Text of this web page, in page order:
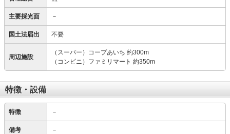
主要採光面 －
国土法届出 不要
周辺施設
（スーパー）コープあいち 約300m
（コンビニ）ファミリマート 約350m
特徴・設備
特徴 －
備考 －